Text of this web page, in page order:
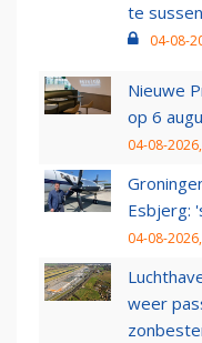
te sussen
04-08-
Nieuwe
op 6
04-08-
Esbjerg:
04-08-
weer